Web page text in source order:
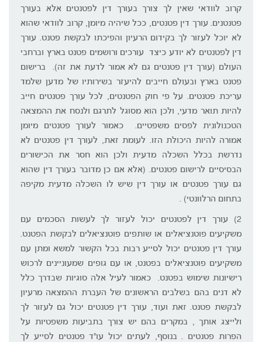
קרוב לוודאי שאין לך צורך בעורך דין לפטנטים אלא בעורך
פטנטנים. עורך דין פטנטים, ככל שיהיה מיומן, קרוב לוודאי שהוא
לא יוכל לעזור לך בקידום הרעיון והפיכתו לבקשת פטנט. עורך
דין לפטנטים לא יודע כיצד עורכים ורושמים פטנט בארץ וברחבי
העולם (עורך דין פטנטים גם לא אמור לדעת את זה). ברישום
פטנט בארץ ובעולם חייבים להיעזר בשירותיו של מדען שלמד
עריכת פטנטים. על פי חוק הפטנטים, לכל עורך פטנטים חייב
להיות תואר מדעי, ולכן הוא מסוגל לתרגם ולנסח את ההמצאה
הטכנולונית לפסים משפטיים. כאמור לעורך פטנטים מיומן
אמורה להיות היכולת הזו. לעומת זאת, לעורך דין פטנטים לא
נדרשת בכלל השכלה מדעית ולכן הוא חסר את הכישורים
הבסיסיים לרישום פטנטים. (אלא אם כן מדובר בעורך דין שהוא
גם עורך פטנטים או עורך דין שיש לו השכלה מדעית מקיפה
בתחום הרלוונטי) .
2) עורך דין לפטנטים יכול לעזור לך לעשות הסכמים עם
משקיעים פוטנציאלים או שותפים פוטנציאלים לבקשת הפטנט.
עורך דין פטנטים יכול לסייע רבות בכל הקשור למשא ומתן עם
משקיעים פוטנציאלים בפטנט, או עם גופים שמעוניינים לרכוש
רישיונות שימוש בפטנט. כאמור לעיל אלה סוגיות שבדרך כלל
לא דנים בהם בשלבים הראשונים של העברת ההמצאה מרעיון
לבקשת פטנט. זאת ועוד, עורך דין פטנטים יכול גם לעזור לך
ולייצג אותך , במקרים בהם יש צורך בתביעות משפטיות על
הפרות פטנטים . בנוסף, לעתים יכול עו"ד פטנטים לסייע לך